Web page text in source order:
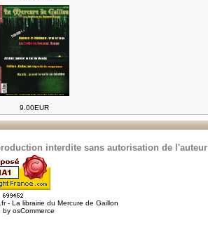
9.00EUR
interdite sans autorisation de l'auteur
- La librairie du Mercure de Gaillon
by osCommerce